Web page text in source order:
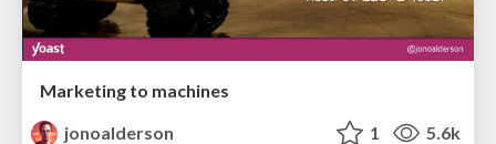
Marketing to machines
jonoalderson
1 5.6k